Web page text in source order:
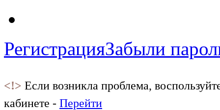
РегистрацияЗабыли
<!> Если возникла проблема,
кабинете - Перейти